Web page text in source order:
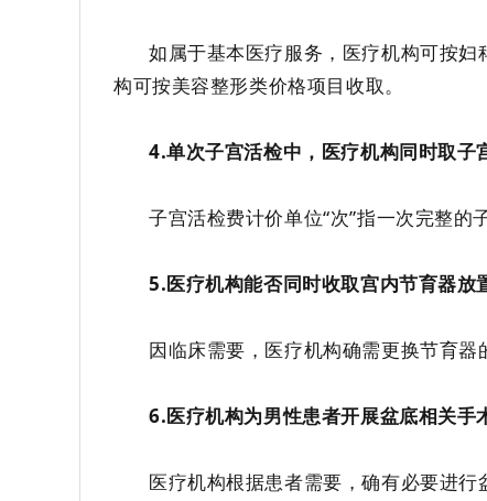
如属于基本医疗服务 ，医疗机构可按妇
构可按美容整形类价格项目收取。
4.单次子宫活检中，医疗机构同时取子
子宫活检费计价单位“次”指一次完整的
5.医疗机构能否同时收取宫内节育器放
因临床需要，医疗机构确需更换节育器
6.医疗机构为男性患者开展盆底相关手
医疗机构根据患者需要，确有必要进行